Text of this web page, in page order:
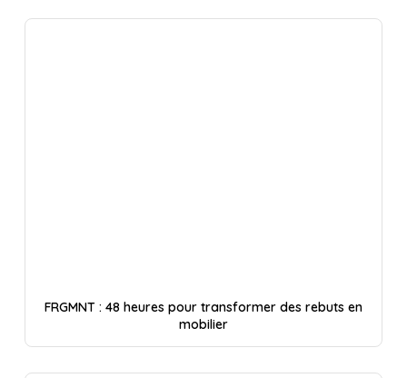
FRGMNT : 48 heures pour transformer des rebuts en
mobilier